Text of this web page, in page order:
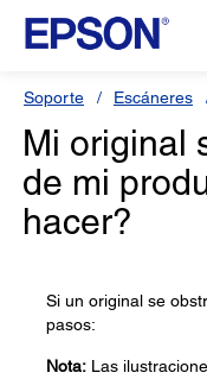
Soporte Escáneres
Mi original
de mi
hacer?
Si un original se
pasos:
Nota: Las